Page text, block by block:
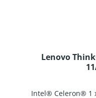
Lenovo
Intel® Celeron® 1